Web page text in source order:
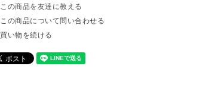
この商品を友達に教える
この商品について問い合わせる
買い物を続ける